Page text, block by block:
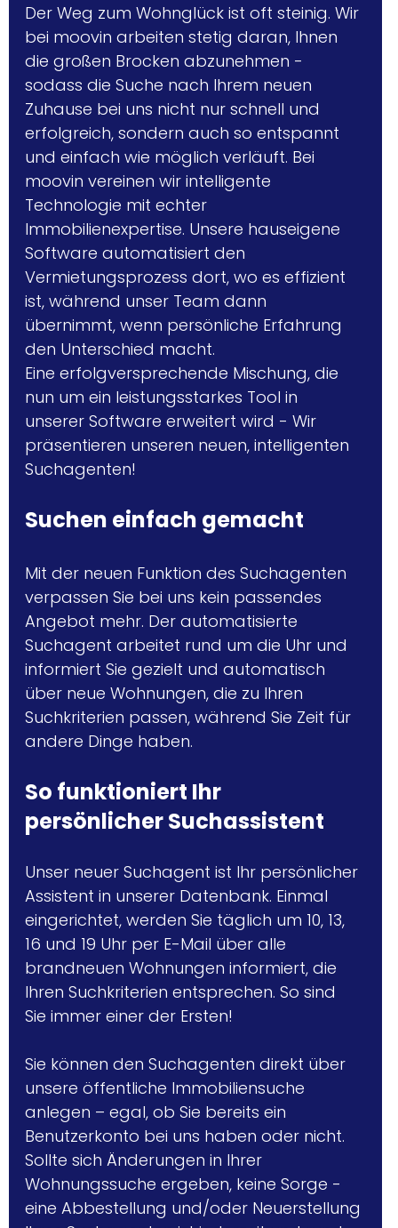
Der Weg zum Wohnglück ist oft steinig. Wir
bei moovin arbeiten stetig daran, Ihnen
die großen Brocken abzunehmen -
sodass die Suche nach Ihrem neuen
Zuhause bei uns nicht nur schnell und
erfolgreich, sondern auch so entspannt
und einfach wie möglich verläuft. Bei
moovin vereinen wir intelligente
Technologie mit echter
Immobilienexpertise. Unsere hauseigene
Software automatisiert den
Vermietungsprozess dort, wo es effizient
ist, während unser Team dann
übernimmt, wenn persönliche Erfahrung
den Unterschied macht.
Eine erfolgversprechende Mischung, die
nun um ein leistungsstarkes Tool in
unserer Software erweitert wird - Wir
präsentieren unseren neuen, intelligenten
Suchagenten!
Suchen einfach gemacht
Mit der neuen Funktion des Suchagenten
verpassen Sie bei uns kein passendes
Angebot mehr. Der automatisierte
Suchagent arbeitet rund um die Uhr und
informiert Sie gezielt und automatisch
über neue Wohnungen, die zu Ihren
Suchkriterien passen, während Sie Zeit für
andere Dinge haben.
So funktioniert Ihr
persönlicher Suchassistent
Unser neuer Suchagent ist Ihr persönlicher
Assistent in unserer Datenbank. Einmal
eingerichtet, werden Sie täglich um 10, 13,
16 und 19 Uhr per E-Mail über alle
brandneuen Wohnungen informiert, die
Ihren Suchkriterien entsprechen. So sind
Sie immer einer der Ersten!
Sie können den Suchagenten direkt über
unsere öffentliche Immobiliensuche
anlegen – egal, ob Sie bereits ein
Benutzerkonto bei uns haben oder nicht.
Sollte sich Änderungen in Ihrer
Wohnungssuche ergeben, keine Sorge -
eine Abbestellung und/oder Neuerstellung